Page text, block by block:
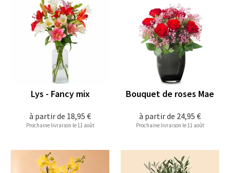
à partir de 18,95 €
Lys - Fancy mix
Prochaine livraison le 11 août
à partir de 24,95 €
Bouquet de roses Mae
Prochaine livraison le 11 août